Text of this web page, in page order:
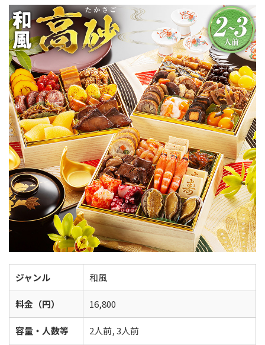
ジャンル 和風
料金（円） 16,800
容量・人数等 2人前, 3人前